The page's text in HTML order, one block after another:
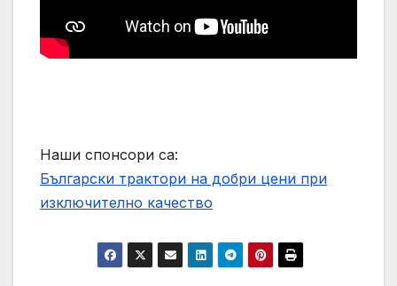
Наши спонсори са:
Български трактори на добри цени при
изключително качество